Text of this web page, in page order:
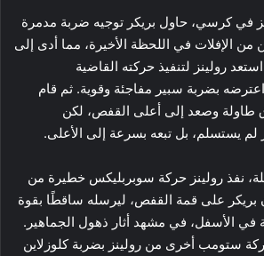
في كرسي، حاول بريكر توجيه ضربة مدمرة
من الإفلات في اللحظة الأخيرة، مما أدى إلى
رولينز لتنفيذ حركته القاضية
بضربة سبير مفاجئة وقوية. ثم قام
طاولة وصعد إلى أعلى القفص، لكن
لم يستسلم، بل تبعه بسرعة إلى الأعلى.
نفذ رولينز حركة سوبربليكس خطيرة من
بريكر على قمة القفص، ليرسله ساقطًا بقوة
في الأسفل، في مشهد أثار ذهول الجماهير.
ستومب أخرى من رولينز بضربة كلوزلاين